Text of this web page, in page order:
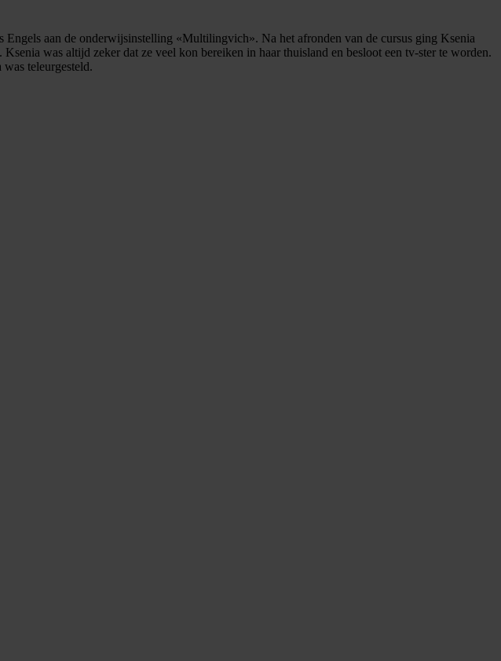
aan de onderwijsinstelling «Multilingvich». Na het afronden van de cursus ging Ksenia
was altijd zeker dat ze veel kon bereiken in haar thuisland en besloot een tv-ster te worden.
teleurgesteld.